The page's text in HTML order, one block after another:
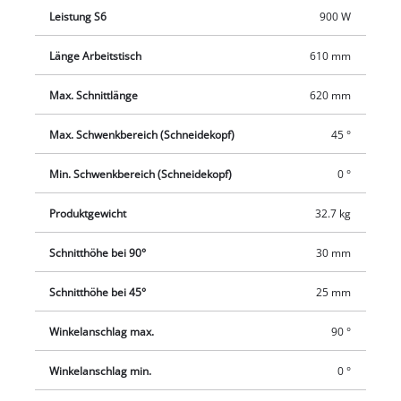
Arbeitstisch mit rutschfester Gummiauflage ruht auf einem
Fuß und ermöglicht ergonomisches, sicheres Arbeiten. Dank
Transporträdern und Transportgriff lässt sich die Maschine
problemlos umsetzen.
Leistung S6 900 W
Länge Arbeitstisch 610 mm
Max. Schnittlänge 620 mm
Max. Schwenkbereich (Schneidekopf) 45 °
Min. Schwenkbereich (Schneidekopf) 0 °
Produktgewicht 32.7 kg
Schnitthöhe bei 90° 30 mm
Schnitthöhe bei 45° 25 mm
Winkelanschlag max. 90 °
Winkelanschlag min. 0 °